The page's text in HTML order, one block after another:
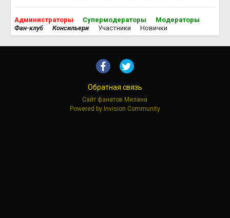
Администраторы Супермодераторы
Модераторы
Фан-клуб
Консильери Участники Новички
Обратная связь
Сайт фанатов Милана
Powered by Invision Community